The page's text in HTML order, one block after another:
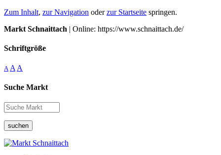
Zum Inhalt, zur Navigation oderzur Startseite springen.
Markt Schnaittach | Online: https://www.schnaittach.de/
Schriftgröße
A A A
Suche Markt
suchen